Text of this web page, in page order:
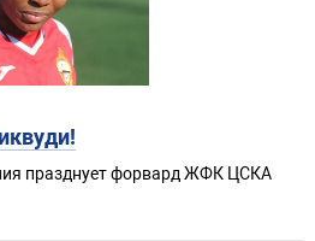
празднует форвард ЖФК ЦСКА